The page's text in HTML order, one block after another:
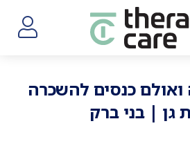
ואולם כנסים להשכרה
גן | בני ברק